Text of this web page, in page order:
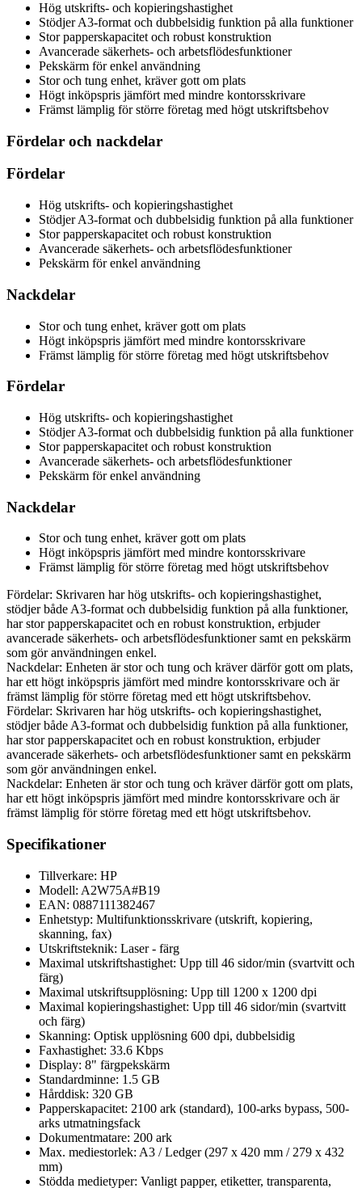
Hög utskrifts- och kopieringshastighet
Stödjer A3-format och dubbelsidig funktion på alla funktioner
Stor papperskapacitet och robust konstruktion
Avancerade säkerhets- och arbetsflödesfunktioner
Pekskärm för enkel användning
Stor och tung enhet, kräver gott om plats
Högt inköpspris jämfört med mindre kontorsskrivare
Främst lämplig för större företag med högt utskriftsbehov
Fördelar och nackdelar
Fördelar
Hög utskrifts- och kopieringshastighet
Stödjer A3-format och dubbelsidig funktion på alla funktioner
Stor papperskapacitet och robust konstruktion
Avancerade säkerhets- och arbetsflödesfunktioner
Pekskärm för enkel användning
Nackdelar
Stor och tung enhet, kräver gott om plats
Högt inköpspris jämfört med mindre kontorsskrivare
Främst lämplig för större företag med högt utskriftsbehov
Fördelar
Hög utskrifts- och kopieringshastighet
Stödjer A3-format och dubbelsidig funktion på alla funktioner
Stor papperskapacitet och robust konstruktion
Avancerade säkerhets- och arbetsflödesfunktioner
Pekskärm för enkel användning
Nackdelar
Stor och tung enhet, kräver gott om plats
Högt inköpspris jämfört med mindre kontorsskrivare
Främst lämplig för större företag med högt utskriftsbehov
Fördelar: Skrivaren har hög utskrifts- och kopieringshastighet,
stödjer både A3-format och dubbelsidig funktion på alla funktioner,
har stor papperskapacitet och en robust konstruktion, erbjuder
avancerade säkerhets- och arbetsflödesfunktioner samt en pekskärm
som gör användningen enkel.
Nackdelar: Enheten är stor och tung och kräver därför gott om plats,
har ett högt inköpspris jämfört med mindre kontorsskrivare och är
främst lämplig för större företag med ett högt utskriftsbehov.
Fördelar: Skrivaren har hög utskrifts- och kopieringshastighet,
stödjer både A3-format och dubbelsidig funktion på alla funktioner,
har stor papperskapacitet och en robust konstruktion, erbjuder
avancerade säkerhets- och arbetsflödesfunktioner samt en pekskärm
som gör användningen enkel.
Nackdelar: Enheten är stor och tung och kräver därför gott om plats,
har ett högt inköpspris jämfört med mindre kontorsskrivare och är
främst lämplig för större företag med ett högt utskriftsbehov.
Specifikationer
Tillverkare: HP
Modell: A2W75A#B19
EAN: 0887111382467
Enhetstyp: Multifunktionsskrivare (utskrift, kopiering,
skanning, fax)
Utskriftsteknik: Laser - färg
Maximal utskriftshastighet: Upp till 46 sidor/min (svartvitt och
färg)
Maximal utskriftsupplösning: Upp till 1200 x 1200 dpi
Maximal kopieringshastighet: Upp till 46 sidor/min (svartvitt
och färg)
Skanning: Optisk upplösning 600 dpi, dubbelsidig
Faxhastighet: 33.6 Kbps
Display: 8" färgpekskärm
Standardminne: 1.5 GB
Hårddisk: 320 GB
Papperskapacitet: 2100 ark (standard), 100-arks bypass, 500-
arks utmatningsfack
Dokumentmatare: 200 ark
Max. mediestorlek: A3 / Ledger (297 x 420 mm / 279 x 432
mm)
Stödda medietyper: Vanligt papper, etiketter, transparenta,